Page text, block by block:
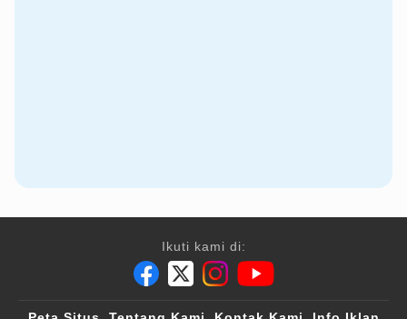
Ikuti kami di: